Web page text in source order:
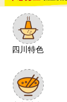
四川特色